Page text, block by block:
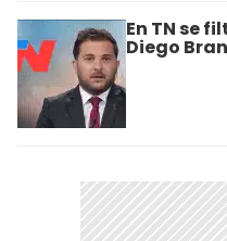
En TN se
Diego